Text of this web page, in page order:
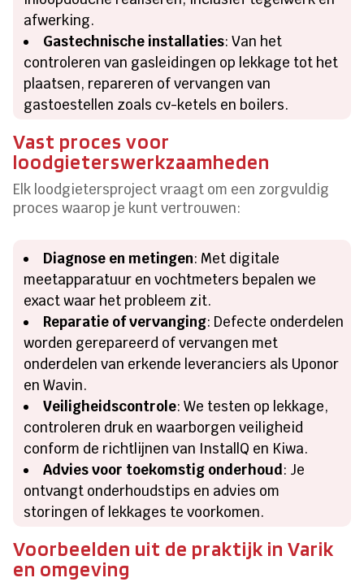
afwerking.
Gastechnische installaties: Van het
controleren van gasleidingen op lekkage tot het
plaatsen, repareren of vervangen van
gastoestellen zoals cv-ketels en boilers.
Vast proces voor
loodgieterswerkzaamheden
Elk loodgietersproject vraagt om een zorgvuldig
proces waarop je kunt vertrouwen:
Diagnose en metingen: Met digitale
meetapparatuur en vochtmeters bepalen we
exact waar het probleem zit.
Reparatie of vervanging: Defecte onderdelen
worden gerepareerd of vervangen met
onderdelen van erkende leveranciers als Uponor
en Wavin.
Veiligheidscontrole: We testen op lekkage,
controleren druk en waarborgen veiligheid
conform de richtlijnen van InstallQ en Kiwa.
Advies voor toekomstig onderhoud: Je
ontvangt onderhoudstips en advies om
storingen of lekkages te voorkomen.
Voorbeelden uit de praktijk in Varik
en omgeving